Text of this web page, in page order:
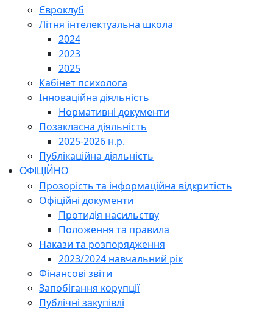
Євроклуб
Літня інтелектуальна школа
2024
2023
2025
Кабінет психолога
Інноваційна діяльність
Нормативні документи
Позакласна діяльність
2025-2026 н.р.
Публікаційна діяльність
ОФІЦІЙНО
Прозорість та інформаційна відкритість
Офіційні документи
Протидія насильству
Положення та правила
Накази та розпорядження
2023/2024 навчальний рік
Фінансові звіти
Запобігання корупції
Публічні закупівлі